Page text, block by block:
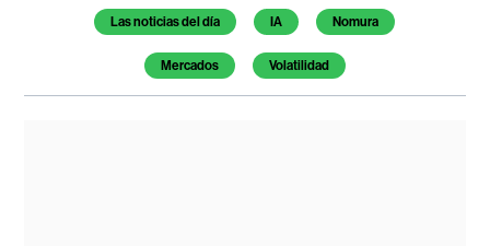
Temas de este artículo
Las noticias del día IA Nomura
Mercados Volatilidad